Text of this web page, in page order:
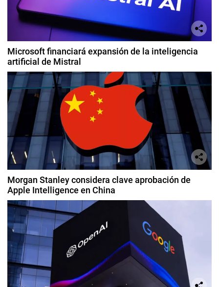
Microsoft financiará expansión de la inteligencia
artificial de Mistral
Morgan Stanley considera clave aprobación de
Apple Intelligence en China